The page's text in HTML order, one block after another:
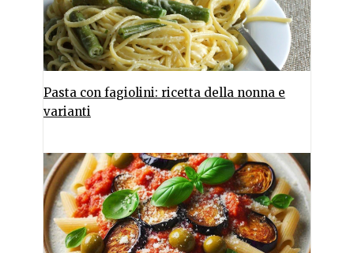
Pasta con fagiolini: ricetta della nonna e
varianti